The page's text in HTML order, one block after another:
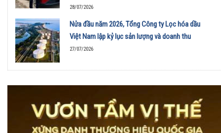
28/07/2026
Nửa đầu năm 2026, Tổng Công ty Lọc hóa dầu
Việt Nam lập kỷ lục sản lượng và doanh thu
27/07/2026